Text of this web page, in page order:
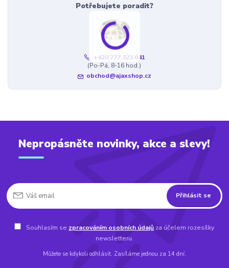
Potřebujete poradit?
+420 777 323 641
(Po-Pá, 8-16 hod.)
obchod@ajaxshop.cz
Nepropásněte novinky, akce a slevy!
Přihlásit se
Souhlasím se zpracováním osobních údajů za účelem rozesílky
newsletteru.
Můžete se kdykoli odhlásit. Zasíláme jednou za 14 dní.